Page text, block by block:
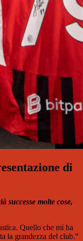
di
successe molte cose,
Quello che mi ha
la grandezza del club."